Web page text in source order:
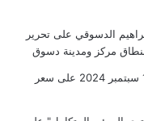
الدسوقي على تحرير
على سعر